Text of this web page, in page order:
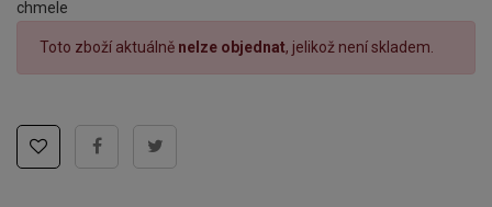
chmele
Toto zboží aktuálně nelze objednat, jelikož není skladem.